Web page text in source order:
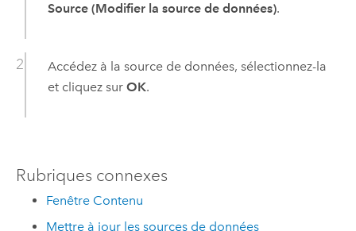
Source (Modifier la source de données).
Accédez à la source de données, sélectionnez-la
et cliquez sur OK.
Rubriques connexes
Fenêtre Contenu
Mettre à jour les sources de données